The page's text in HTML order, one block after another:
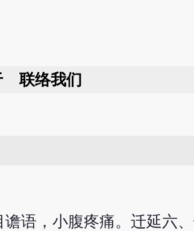
联络我们
语，小腹疼痛。迁延六